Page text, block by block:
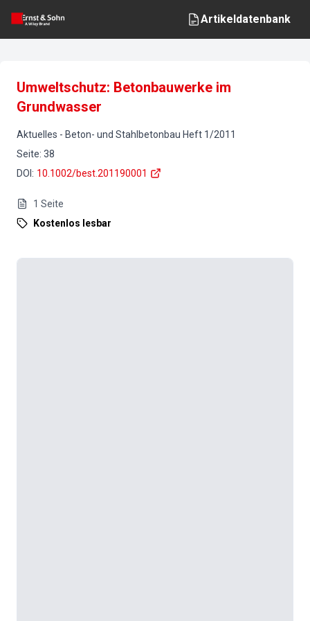
Artikeldatenbank
Umweltschutz: Betonbauwerke im
Grundwasser
Aktuelles - Beton- und Stahlbetonbau Heft 1/2011
Seite: 38
DOI : 10.1002/best.201190001
1 Seite
Kostenlos lesbar